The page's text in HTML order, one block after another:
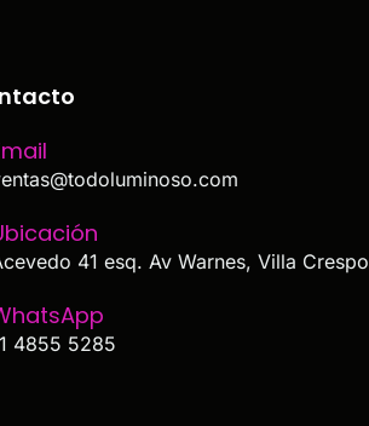
41 esq. Av Warnes, Villa Crespo
4855 5285